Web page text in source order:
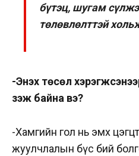
бүтэц, шугам
төлөвлөлттэй
-Энэхүү төсөл
үзэж байна вэ?
-Хамгийн гол нь эмх
жуулчлалын бүс бий